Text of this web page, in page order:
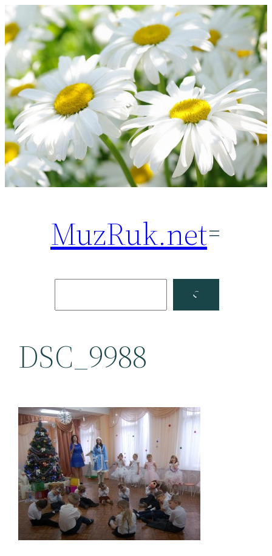
Перейти
к
содержимому
MuzRuk.net
Facebook
DSC_9988